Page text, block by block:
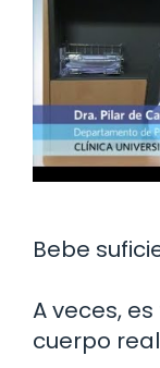
Bebe
A veces,
cuerpo